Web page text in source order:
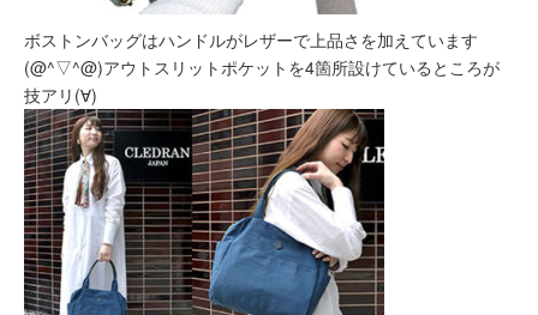
ボストンバッグはハンドルがレザーで上品さを加えています
(@^▽^@)アウトスリットポケットを4箇所設けているところが
技アリ(∀)